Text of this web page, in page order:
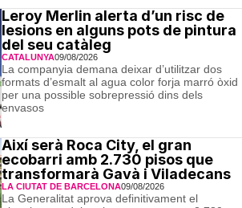
Leroy Merlin alerta d’un risc de
lesions en alguns pots de pintura
del seu catàleg
CATALUNYA09/08/2026
La companyia demana deixar d’utilitzar dos
formats d’esmalt al agua color forja marró òxid
per una possible sobrepressió dins dels
envasos
Així serà Roca City, el gran
ecobarri amb 2.730 pisos que
transformarà Gavà i Viladecans
LA CIUTAT DE BARCELONA09/08/2026
La Generalitat aprova definitivament el